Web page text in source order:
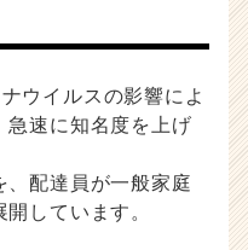
ウイルスの影響によ
急速に知名度を上げ
、配達員が一般家庭
しています。